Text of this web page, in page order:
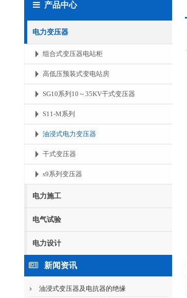
产品中心
电力变压器
组合式变压器电站柜
高低压预装式变电站房
SG10系列10～35KV干式变压器
S11-M系列
油浸式电力变压器
干式变压器
s9系列变压器
电力施工
电气试验
电力设计
新闻资讯
油浸式变压器及电抗器的绝缘